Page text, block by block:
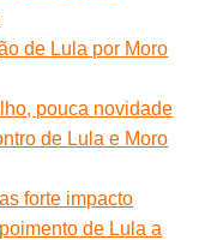
de Lula por Moro
pouca novidade
de Lula e Moro
forte impacto
de Lula a